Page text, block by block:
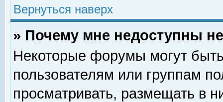
Вернуться наверх
» Почему мне недоступны
Некоторые форумы могут
пользователям или группам
просматривать, размещать в